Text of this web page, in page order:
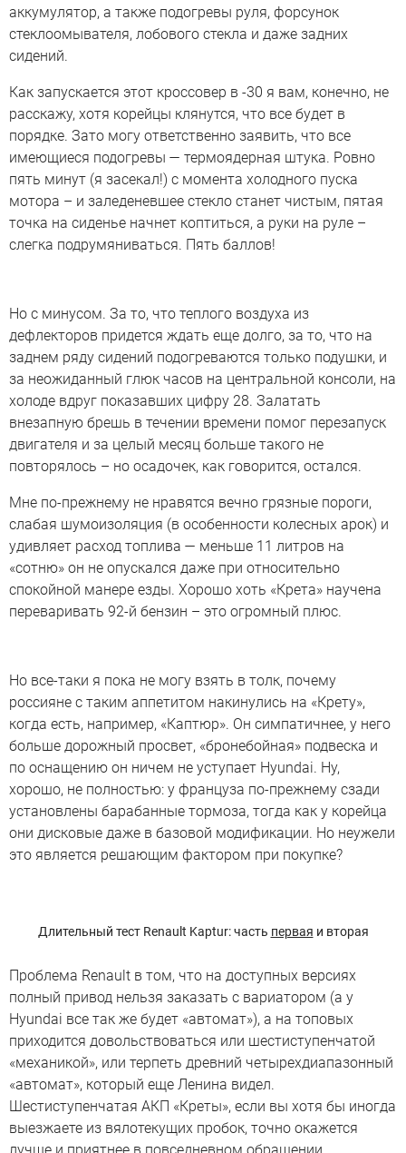
аккумулятор, а также подогревы руля, форсунок
стеклоомывателя, лобового стекла и даже задних
сидений.
Как запускается этот кроссовер в -30 я вам, конечно, не
расскажу, хотя корейцы клянутся, что все будет в
порядке. Зато могу ответственно заявить, что все
имеющиеся подогревы — термоядерная штука. Ровно
пять минут (я засекал!) с момента холодного пуска
мотора – и заледеневшее стекло станет чистым, пятая
точка на сиденье начнет коптиться, а руки на руле –
слегка подрумяниваться. Пять баллов!
Но с минусом. За то, что теплого воздуха из
дефлекторов придется ждать еще долго, за то, что на
заднем ряду сидений подогреваются только подушки, и
за неожиданный глюк часов на центральной консоли, на
холоде вдруг показавших цифру 28. Залатать
внезапную брешь в течении времени помог перезапуск
двигателя и за целый месяц больше такого не
повторялось – но осадочек, как говорится, остался.
Мне по-прежнему не нравятся вечно грязные пороги,
слабая шумоизоляция (в особенности колесных арок) и
удивляет расход топлива — меньше 11 литров на
«сотню» он не опускался даже при относительно
спокойной манере езды. Хорошо хоть «Крета» научена
переваривать 92-й бензин – это огромный плюс.
Но все-таки я пока не могу взять в толк, почему
россияне с таким аппетитом накинулись на «Крету»,
когда есть, например, «Каптюр». Он симпатичнее, у него
больше дорожный просвет, «бронебойная» подвеска и
по оснащению он ничем не уступает Hyundai. Ну,
хорошо, не полностью: у француза по-прежнему сзади
установлены барабанные тормоза, тогда как у корейца
они дисковые даже в базовой модификации. Но неужели
это является решающим фактором при покупке?
Длительный тест Renault Kaptur: часть первая и вторая
Проблема Renault в том, что на доступных версиях
полный привод нельзя заказать с вариатором (а у
Hyundai все так же будет «автомат»), а на топовых
приходится довольствоваться или шестиступенчатой
«механикой», или терпеть древний четырехдиапазонный
«автомат», который еще Ленина видел.
Шестиступенчатая АКП «Креты», если вы хотя бы иногда
выезжаете из вялотекущих пробок, точно окажется